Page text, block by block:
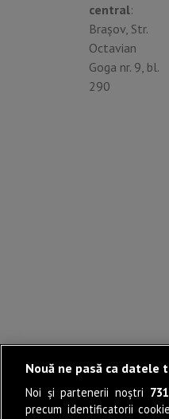
central:
Brașov, Str.
Octavian
Goga nr. 9, bl.
290
Nouă ne pasă ca datele
Noi și partenerii noștri 731
precum identificatorii